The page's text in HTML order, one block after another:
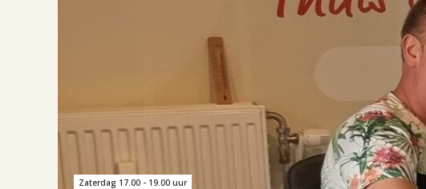
Zaterdag 17.00 - 19.00 uur